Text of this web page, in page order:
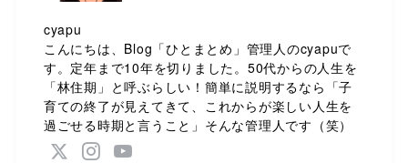
cyapu
こんにちは、Blog「ひとまとめ」管理人のcyapuで
す。定年まで10年を切りました。50代からの人生を
「林住期」と呼ぶらしい！簡単に説明するなら「子
育ての終了が見えてきて、これからが楽しい人生を
過ごせる時期と言うこと」そんな管理人です（笑）